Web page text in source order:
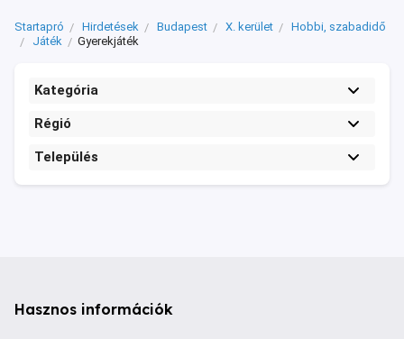
Startapró Hirdetések Budapest X. kerület
Hobbi, szabadidő
Játék
Gyerekjáték
Kategória
Régió
Település
Hasznos információk